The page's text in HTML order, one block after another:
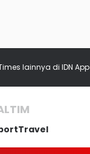
lainnya di IDN App
Travel